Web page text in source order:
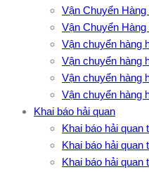
Vận Chuyển
Vận Chuyển Hàng
Vận chuyển hàng
Vận chuyển hàng
Vận chuyển hàng
Vận chuyển hàng
Khai báo hải quan
Khai báo hải quan
Khai báo hải
Khai báo hải quan